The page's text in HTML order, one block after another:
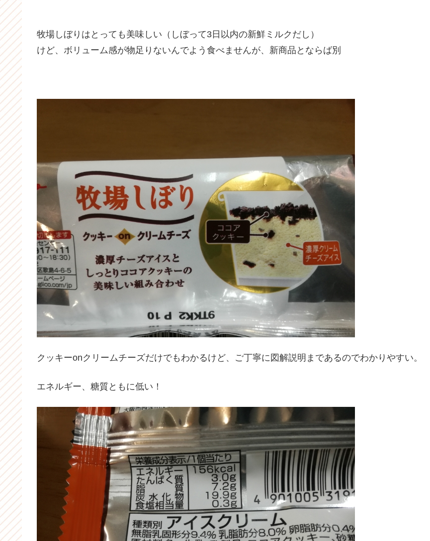
牧場しぼりはとっても美味しい（しぼって3日以内の新鮮ミルクだし）
けど、ボリューム感が物足りないんでよう食べませんが、新商品とならば別
クッキーonクリームチーズだけでもわかるけど、ご丁寧に図解説明まであるのでわかりやすい。
エネルギー、糖質ともに低い！